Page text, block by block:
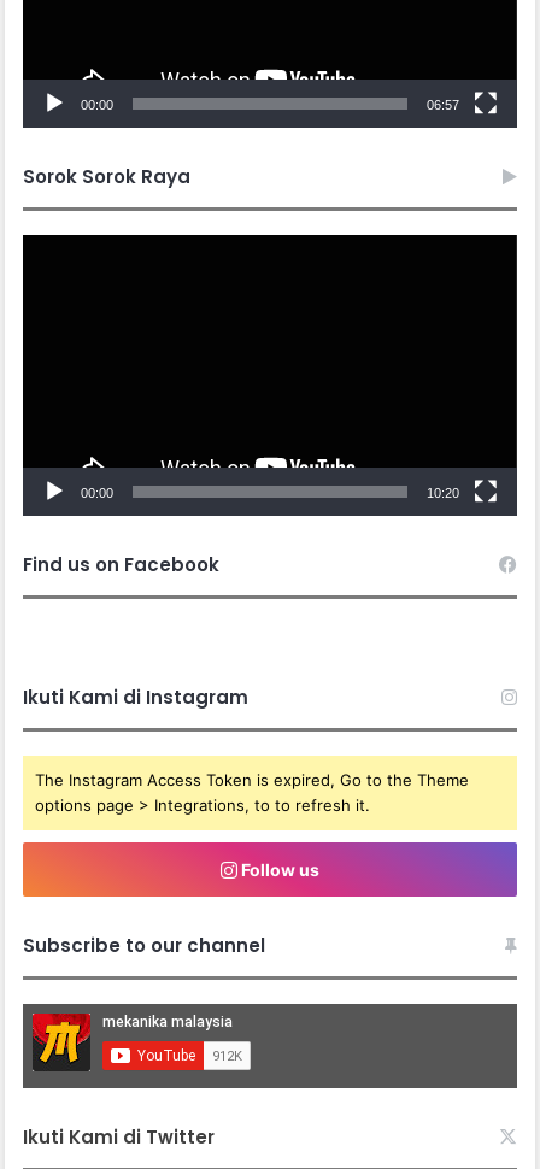
00:00 06:57
Sorok Sorok Raya
00:00 10:20
Find us on Facebook
Ikuti Kami di Instagram
The Instagram Access Token is expired, Go to the Theme
options page > Integrations, to to refresh it.
Follow us
Subscribe to our channel
Ikuti Kami di Twitter